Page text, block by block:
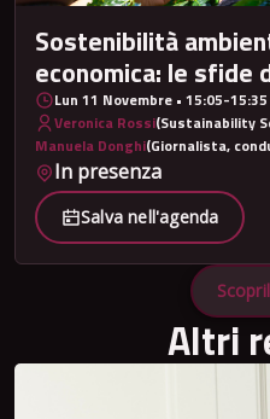
Sostenibilità
economica: le sfide
Lun 11 Novembre • 15:05-15:35
Veronica Rossi(Sustainability
Manuela Donghi(Giornalista,
In presenza
Salva nell'agenda
Altri